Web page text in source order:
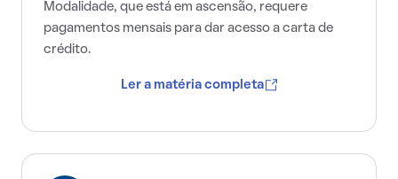
Modalidade, que está em ascensão, requere
pagamentos mensais para dar acesso a carta de
crédito.
Ler a matéria completa